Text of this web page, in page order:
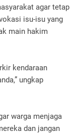
agar tetap
isu-isu yang
main hakim
kendaraan
ungkap
warga menjaga
dan jangan